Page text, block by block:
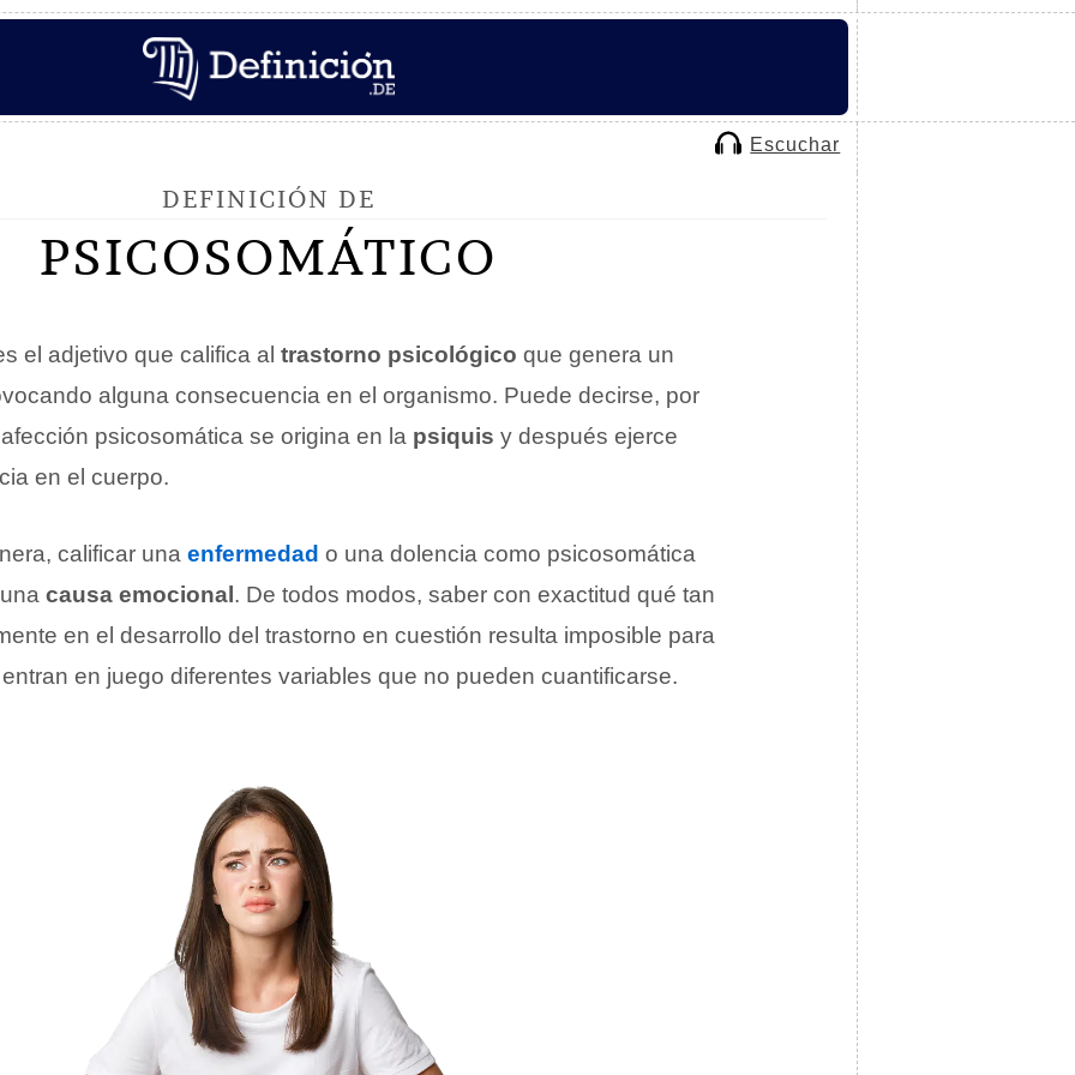
Escuchar
DEFINICIÓN DE
PSICOSOMÁTICO
el adjetivo que califica al trastorno psicológico que genera un
alguna consecuencia en el organismo. Puede decirse, por
psicosomática se origina en la psiquis y después ejerce
en el cuerpo.
calificar una enfermedad o una dolencia como psicosomática
causa emocional . De todos modos, saber con exactitud qué tan
en el desarrollo del trastorno en cuestión resulta imposible para
en juego diferentes variables que no pueden cuantificarse.